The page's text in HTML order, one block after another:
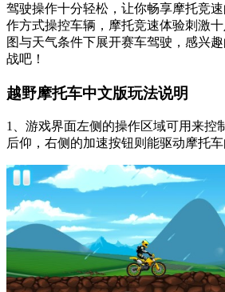
驾驶操作十分轻松，让你畅享摩托竞
作方式操控车辆，摩托竞速体验刺激
图与天气条件下展开赛车驾驶，感兴
战吧！
越野摩托车中文版玩法说明
1、游戏界面左侧的操作区域可用来控
后仰，右侧的加速按钮则能驱动摩托车